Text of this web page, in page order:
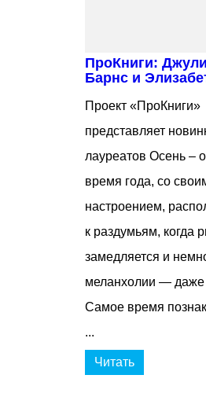
ПроКниги:
Барнс и
Проект «ПроКниги»
представляет
лауреатов Осень –
время года, со
настроением,
к раздумьям, когда
замедляется и
меланхолии — даже
Самое время
...
Читать